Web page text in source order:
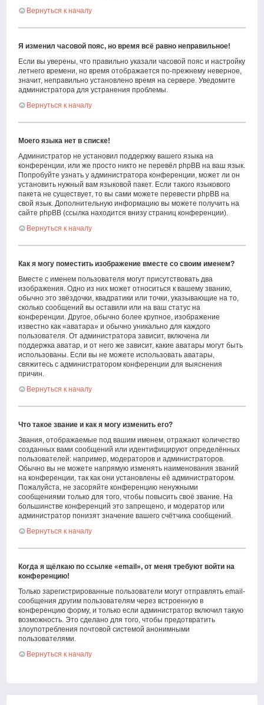
Вернуться к началу
Я изменил часовой пояс, но время всё равно неправильное!
Если вы уверены, что правильно указали часовой пояс и настройку
летнего времени, но время отображается по-прежнему неверное,
значит, неправильно установлено время на сервере. Уведомите
администратора для устранения проблемы.
Вернуться к началу
Моего языка нет в списке!
Администратор не установил поддержку вашего языка на
конференции, или же просто никто не перевёл phpBB на ваш язык.
Попробуйте узнать у администратора конференции, может ли он
установить нужный вам языковой пакет. Если такого языкового
пакета не существует, то вы сами можете перевести phpBB на
свой язык. Дополнительную информацию вы можете получить на
сайте phpBB (ссылка находится внизу страниц конференции).
Вернуться к началу
Как я могу поместить изображение вместе со своим именем?
Вместе с именем пользователя могут присутствовать два
изображения. Одно из них может относиться к вашему званию,
обычно это звёздочки, квадратики или точки, указывающие на то,
сколько сообщений вы оставили или на ваш статус на
конференции. Другое, обычно более крупное, изображение
известно как «аватара» и обычно уникально для каждого
пользователя. От администратора зависит, включена ли
поддержка аватар, и от него же зависит, какие аватары могут быть
использованы. Если вы не можете использовать аватары,
свяжитесь с администратором конференции для выяснения
причин.
Вернуться к началу
Что такое звание и как я могу изменить его?
Звания, отображаемые под вашим именем, отражают количество
созданных вами сообщений или идентифицируют определённых
пользователей: например, модераторов и администраторов.
Обычно вы не можете напрямую изменять наименования званий
на конференции, так как они установлены её администратором.
Пожалуйста, не засоряйте конференцию ненужными
сообщениями только для того, чтобы повысить своё звание. На
большинстве конференций это запрещено, и модератор или
администратор понизят значение вашего счётчика сообщений.
Вернуться к началу
Когда я щёлкаю по ссылке «email», от меня требуют войти на
конференцию!
Только зарегистрированные пользователи могут отправлять email-
сообщения другим пользователям через встроенную в
конференцию форму, и только если администратор включил такую
возможность. Это сделано для того, чтобы предотвратить
злоупотребления почтовой системой анонимными
пользователями.
Вернуться к началу